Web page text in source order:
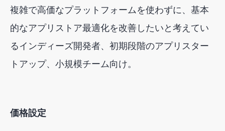
複雑で高価なプラットフォームを使わずに、基本
的なアプリストア最適化を改善したいと考えてい
るインディーズ開発者、初期段階のアプリスター
トアップ、小規模チーム向け。
価格設定